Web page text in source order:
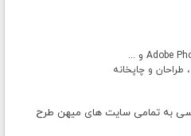
طراحان و چاپخانه
به تمامی سایت های میهن طرح